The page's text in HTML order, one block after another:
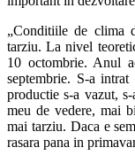
„Conditiile de clima
tarziu. La nivel
10 octombrie. Anul
septembrie. S-a
productie s-a vazut,
meu de vedere, mai
mai tarziu. Daca e
rasara pana in